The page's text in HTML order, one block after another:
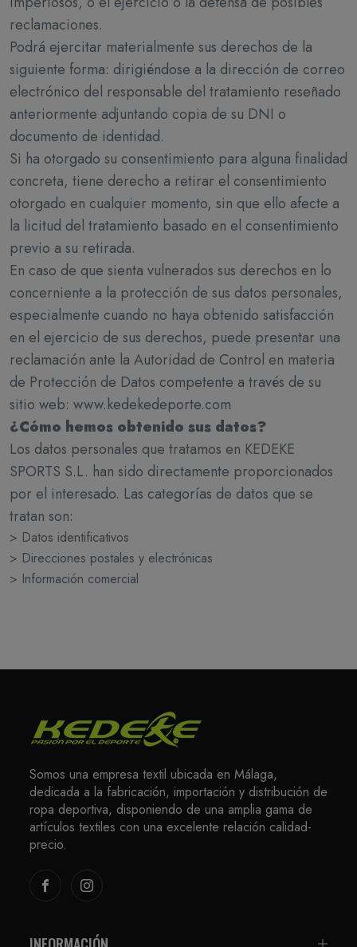
reclamaciones.
Podrá ejercitar materialmente sus derechos de la
siguiente forma: dirigiéndose a la dirección de correo
electrónico del responsable del tratamiento reseñado
anteriormente adjuntando copia de su DNI o
documento de identidad.
Si ha otorgado su consentimiento para alguna finalidad
concreta, tiene derecho a retirar el consentimiento
otorgado en cualquier momento, sin que ello afecte a
la licitud del tratamiento basado en el consentimiento
previo a su retirada.
En caso de que sienta vulnerados sus derechos en lo
concerniente a la protección de sus datos personales,
especialmente cuando no haya obtenido satisfacción
en el ejercicio de sus derechos, puede presentar una
reclamación ante la Autoridad de Control en materia
de Protección de Datos competente a través de su
sitio web: www.kedekedeporte.com
¿Cómo hemos obtenido sus datos?
Los datos personales que tratamos en KEDEKE
SPORTS S.L. han sido directamente proporcionados
por el interesado. Las categorías de datos que se
tratan son:
> Datos identificativos
> Direcciones postales y electrónicas
> Información comercial
Somos una empresa textil ubicada en Málaga,
dedicada a la fabricación, importación y distribución de
ropa deportiva, disponiendo de una amplia gama de
artículos textiles con una excelente relación calidad-
precio.